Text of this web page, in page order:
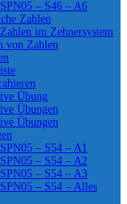
– S46 – A6
Zahlen
im Zehnersystem
von Zahlen
Übung
Übungen
Übungen
– S54 – A1
– S54 – A2
– S54 – A3
– S54 – Alles